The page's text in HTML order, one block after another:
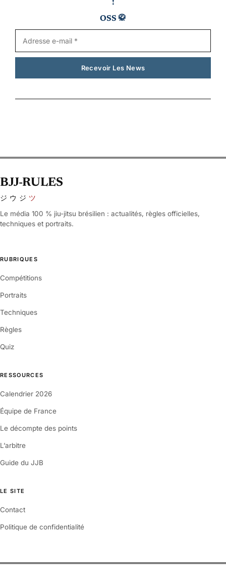
!
OSS 🥋
BJJ-RULES
ジウジ ツ
Le média 100 % jiu-jitsu brésilien : actualités, règles officielles,
techniques et portraits.
RUBRIQUES
Compétitions
Portraits
Techniques
Règles
Quiz
RESSOURCES
Calendrier 2026
Équipe de France
Le décompte des points
L’arbitre
Guide du JJB
LE SITE
Contact
Politique de confidentialité